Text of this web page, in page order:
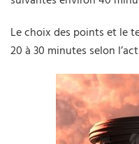
Le choix des points et le
20 à 30 minutes selon